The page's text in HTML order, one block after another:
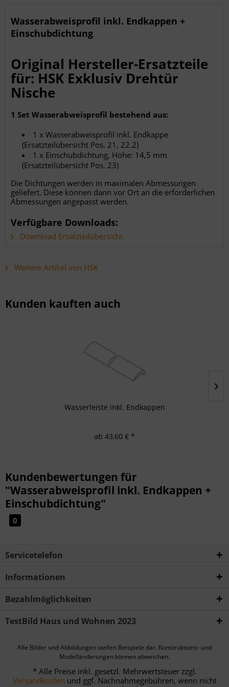
Wasserabweisprofil inkl. Endkappen +
Einschubdichtung
Original Hersteller-Ersatzteile
für: HSK Exklusiv Drehtür
Nische
1 Set Wasserabweisprofil bestehend aus:
1 x Wasserabweisprofil inkl. Endkappe
(Ersatzteilübersicht Pos. 21, 22.2)
1 x Einschubdichtung, Höhe: 14,5 mm
(Ersatzteilübersicht Pos. 23)
Die Dichtungen werden in maximalen Abmessungen
geliefert. Diese können dann vor Ort an die erforderlichen
Abmessungen angepasst werden.
Verfügbare Downloads:
Download Ersatzteilübersicht
Weitere Artikel von HSK
Kunden kauften auch
Wasserleiste inkl. Endkappen
ab 43,60 € *
Kundenbewertungen für
"Wasserabweisprofil inkl. Endkappen +
Einschubdichtung"
0
Servicetelefon
Informationen
Bezahlmöglichkeiten
TestBild Haus und Wohnen 2023
Alle Bilder und Abbildungen stellen Beispiele dar. Konstruktions- und
Modelländerungen können abweichen.
* Alle Preise inkl. gesetzl. Mehrwertsteuer zzgl.
Versandkosten und ggf. Nachnahmegebühren, wenn nicht